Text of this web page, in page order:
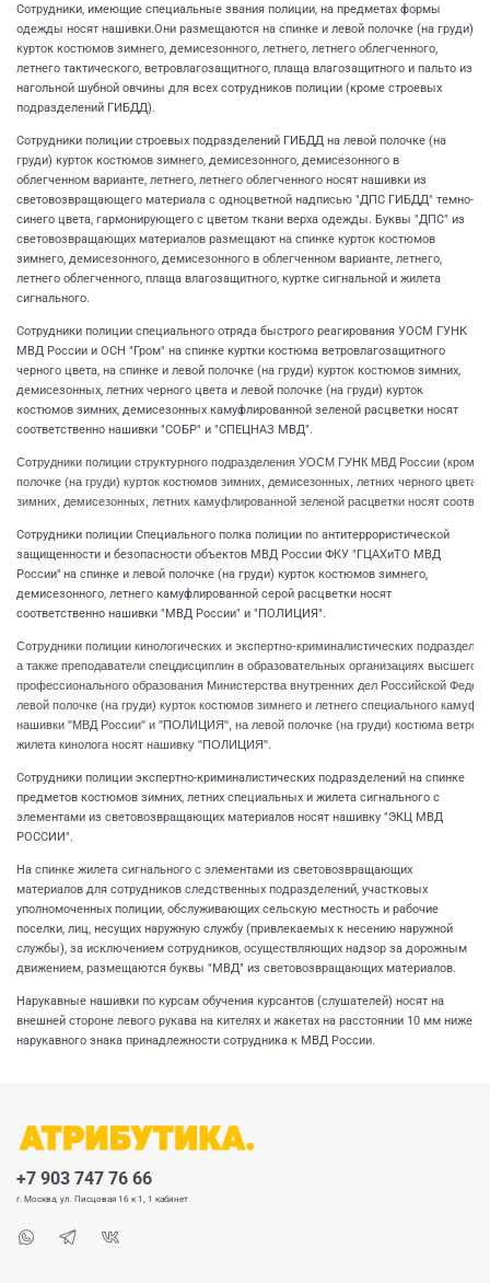
Сотрудники, имеющие специальные звания полиции, на предметах формы
одежды носят нашивки.Они размещаются на спинке и левой полочке (на груди)
курток костюмов зимнего, демисезонного, летнего, летнего облегченного,
летнего тактического, ветровлагозащитного, плаща влагозащитного и пальто из
нагольной шубной овчины для всех сотрудников полиции (кроме строевых
подразделений ГИБДД).
Сотрудники полиции строевых подразделений ГИБДД на левой полочке (на
груди) курток костюмов зимнего, демисезонного, демисезонного в
облегченном варианте, летнего, летнего облегченного носят нашивки из
световозвращающего материала с одноцветной надписью "ДПС ГИБДД" темно-
синего цвета, гармонирующего с цветом ткани верха одежды. Буквы "ДПС" из
световозвращающих материалов размещают на спинке курток костюмов
зимнего, демисезонного, демисезонного в облегченном варианте, летнего,
летнего облегченного, плаща влагозащитного, куртке сигнальной и жилета
сигнального.
Сотрудники полиции специального отряда быстрого реагирования УОСМ ГУНК
МВД России и ОСН "Гром" на спинке куртки костюма ветровлагозащитного
черного цвета, на спинке и левой полочке (на груди) курток костюмов зимних,
демисезонных, летних черного цвета и левой полочке (на груди) курток
костюмов зимних, демисезонных камуфлированной зеленой расцветки носят
соответственно нашивки "СОБР" и "СПЕЦНАЗ МВД".
Сотрудники полиции структурного подразделения УОСМ ГУНК МВД России
полочке (на груди) курток костюмов зимних, демисезонных, летних черного цвета
зимних, демисезонных, летних камуфлированной зеленой расцветки носят
Сотрудники полиции Специального полка полиции по антитеррористической
защищенности и безопасности объектов МВД России ФКУ "ГЦАХиТО МВД
России" на спинке и левой полочке (на груди) курток костюмов зимнего,
демисезонного, летнего камуфлированной серой расцветки носят
соответственно нашивки "МВД России" и "ПОЛИЦИЯ".
Сотрудники полиции кинологических и экспертно-криминалистических
а также преподаватели спецдисциплин в образовательных организациях высшего
профессионального образования Министерства внутренних дел Российской
левой полочке (на груди) курток костюмов зимнего и летнего специального
нашивки "МВД России" и "ПОЛИЦИЯ", на левой полочке (на груди) костюма
жилета кинолога носят нашивку "ПОЛИЦИЯ".
Сотрудники полиции экспертно-криминалистических подразделений на спинке
предметов костюмов зимних, летних специальных и жилета сигнального с
элементами из световозвращающих материалов носят нашивку "ЭКЦ МВД
РОССИИ".
На спинке жилета сигнального с элементами из световозвращающих
материалов для сотрудников следственных подразделений, участковых
уполномоченных полиции, обслуживающих сельскую местность и рабочие
поселки, лиц, несущих наружную службу (привлекаемых к несению наружной
службы), за исключением сотрудников, осуществляющих надзор за дорожным
движением, размещаются буквы "МВД" из световозвращающих материалов.
Нарукавные нашивки по курсам обучения курсантов (слушателей) носят на
внешней стороне левого рукава на кителях и жакетах на расстоянии 10 мм ниже
нарукавного знака принадлежности сотрудника к МВД России.
+7 903 747 76 66
г. Москва, ул. Писцовая 16 к 1, 1 кабинет